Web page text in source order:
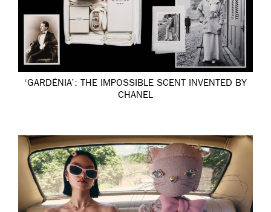
‘GARDÉNIA’: THE IMPOSSIBLE SCENT INVENTED BY
CHANEL